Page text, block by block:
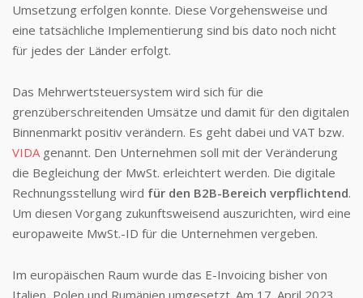
Umsetzung erfolgen konnte. Diese Vorgehensweise und
eine tatsächliche Implementierung sind bis dato noch nicht
für jedes der Länder erfolgt.
Das Mehrwertsteuersystem wird sich für die
grenzüberschreitenden Umsätze und damit für den digitalen
Binnenmarkt positiv verändern. Es geht dabei und VAT bzw.
VIDA genannt. Den Unternehmen soll mit der Veränderung
die Begleichung der MwSt. erleichtert werden. Die digitale
Rechnungsstellung wird für den B2B-Bereich verpflichtend.
Um diesen Vorgang zukunftsweisend auszurichten, wird eine
europaweite MwSt.-ID für die Unternehmen vergeben.
Im europäischen Raum wurde das E-Invoicing bisher von
Italien, Polen und Rumänien umgesetzt. Am 17. April 2023